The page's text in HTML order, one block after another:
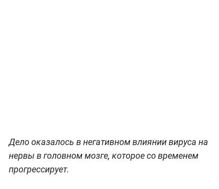
Дело оказалось в негативном влиянии вируса на
нервы в головном мозге, которое со временем
прогрессирует.